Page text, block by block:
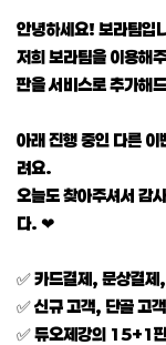
본문
안녕하세요! 보라팀입
저희 보라팀을 이용해
판을 서비스로 추가해
아래 진행 중인 다른
려요.
오늘도 찾아주셔서 감
다. ❤
✅ 카드결제, 문상결제
✅ 신규 고객, 단골 고
✅ 듀오제강의 15+1